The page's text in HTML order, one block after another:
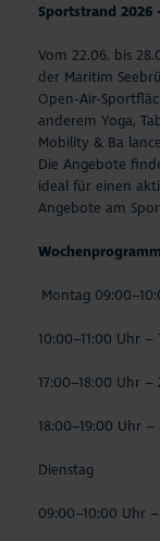
Sportstrand 2026
Vom 22.06. bis
der Maritim
Open-Air-
anderem Yoga,
Mobility & Ba
Die Angebote
ideal für einen
Angebote am
Montag
10:00–11:00 Uhr –
17:00–18:00 Uhr –
18:00–19:00 Uhr –
Dienstag
09:00–10:00 Uhr